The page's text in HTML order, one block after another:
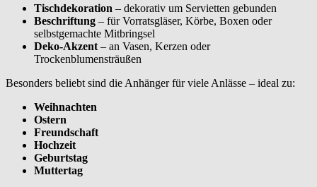
Tischdekoration – dekorativ um Servietten gebunden
Beschriftung – für Vorratsgläser, Körbe, Boxen oder
selbstgemachte Mitbringsel
Deko-Akzent – an Vasen, Kerzen oder
Trockenblumensträußen
Besonders beliebt sind die Anhänger für viele Anlässe – ideal zu:
Weihnachten
Ostern
Freundschaft
Hochzeit
Geburtstag
Muttertag